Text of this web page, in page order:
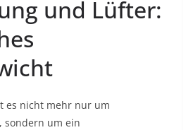
und Lüfter:
es nicht mehr nur um
sondern um ein